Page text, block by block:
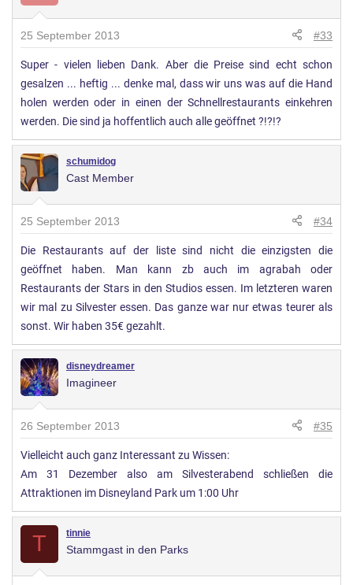
25 September 2013 #33
Super - vielen lieben Dank. Aber die Preise sind echt schon
gesalzen ... heftig ... denke mal, dass wir uns was auf die Hand
holen werden oder in einen der Schnellrestaurants einkehren
werden. Die sind ja hoffentlich auch alle geöffnet ?!?!?
schumidog
Cast Member
25 September 2013 #34
Die Restaurants auf der liste sind nicht die einzigsten die
geöffnet haben. Man kann zb auch im agrabah oder
Restaurants der Stars in den Studios essen. Im letzteren waren
wir mal zu Silvester essen. Das ganze war nur etwas teurer als
sonst. Wir haben 35€ gezahlt.
disneydreamer
Imagineer
26 September 2013 #35
Vielleicht auch ganz Interessant zu Wissen:
Am 31 Dezember also am Silvesterabend schließen die
Attraktionen im Disneyland Park um 1:00 Uhr
T tinnie
Stammgast in den Parks